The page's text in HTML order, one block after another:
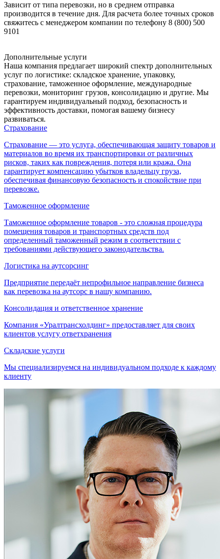
Зависит от типа перевозки, но в среднем отправка
производится в течение дня. Для расчета более точных сроков
свяжитесь с менеджером компании по телефону 8 (800) 500
9101
Дополнительные услуги
Наша компания предлагает широкий спектр дополнительных
услуг по логистике: складское хранение, упаковку,
страхование, таможенное оформление, международные
перевозки, мониторинг грузов, консолидацию и другие. Мы
гарантируем индивидуальный подход, безопасность и
эффективность доставки, помогая вашему бизнесу
развиваться.
Страхование
Страхование — это услуга, обеспечивающая защиту товаров и
материалов во время их транспортировки от различных
рисков, таких как повреждения, потеря или кража. Она
гарантирует компенсацию убытков владельцу груза,
обеспечивая финансовую безопасность и спокойствие при
перевозке.
Таможенное оформление
Таможенное оформление товаров - это сложная процедура
помещения товаров и транспортных средств под
определенный таможенный режим в соответствии с
требованиями действующего законодательства.
Логистика на аутсорсинг
Предприятие передаёт непрофильное направление бизнеса
как перевозка на аутсорс в нашу компанию.
Консолидация и ответственное хранение
Компания «Уралтрансхолдинг» предоставляет для своих
клиентов услугу ответхранения
Складские услуги
Мы специализируемся на индивидуальном подходе к каждому
клиенту